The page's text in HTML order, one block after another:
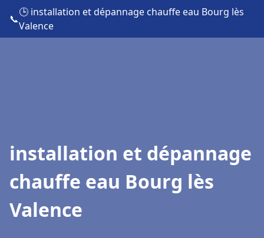
📞
🕒 installation et dépannage chauffe eau Bourg lès
Valence
installation et dépannage
chauffe eau Bourg lès
Valence